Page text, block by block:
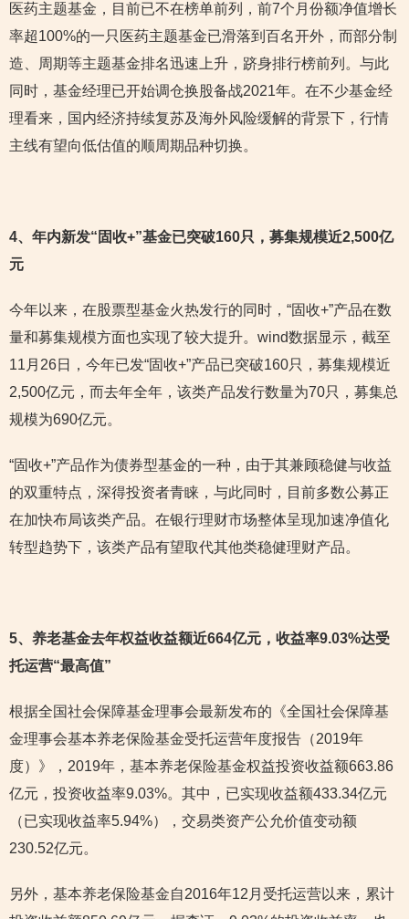
医药主题基金，目前已不在榜单前列，前7个月份额净值增长
率超100%的一只医药主题基金已滑落到百名开外，而部分制
造、周期等主题基金排名迅速上升，跻身排行榜前列。与此
同时，基金经理已开始调仓换股备战2021年。在不少基金经
理看来，国内经济持续复苏及海外风险缓解的背景下，行情
主线有望向低估值的顺周期品种切换。
4、年内新发“固收+”基金已突破160只，募集规模近2,500亿
元
今年以来，在股票型基金火热发行的同时，“固收+”产品在数
量和募集规模方面也实现了较大提升。wind数据显示，截至
11月26日，今年已发“固收+”产品已突破160只，募集规模近
2,500亿元，而去年全年，该类产品发行数量为70只，募集总
规模为690亿元。
“固收+”产品作为债券型基金的一种，由于其兼顾稳健与收益
的双重特点，深得投资者青睐，与此同时，目前多数公募正
在加快布局该类产品。在银行理财市场整体呈现加速净值化
转型趋势下，该类产品有望取代其他类稳健理财产品。
5、养老基金去年权益收益额近664亿元，收益率9.03%达受
托运营“最高值”
根据全国社会保障基金理事会最新发布的《全国社会保障基
金理事会基本养老保险基金受托运营年度报告（2019年
度）》，2019年，基本养老保险基金权益投资收益额663.86
亿元，投资收益率9.03%。其中，已实现收益额433.34亿元
（已实现收益率5.94%），交易类资产公允价值变动额
230.52亿元。
另外，基本养老保险基金自2016年12月受托运营以来，累计